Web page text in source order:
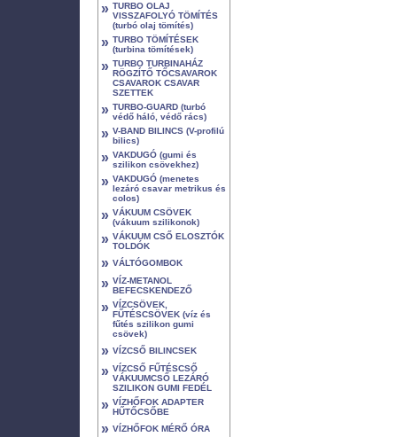
» TURBO OLAJ
VISSZAFOLYÓ TÖMÍTÉS
(turbó olaj tömítés)
» TURBO TÖMÍTÉSEK
(turbina tömítések)
» TURBO TURBINAHÁZ
RÖGZÍTŐ TŐCSAVAROK
CSAVAROK CSAVAR
SZETTEK
» TURBO-GUARD (turbó
védő háló, védő rács)
» V-BAND BILINCS (V-profilú
bilics)
» VAKDUGÓ (gumi és
szilikon csövekhez)
» VAKDUGÓ (menetes
lezáró csavar metrikus és
colos)
» VÁKUUM CSÖVEK
(vákuum szilikonok)
» VÁKUUM CSŐ ELOSZTÓK
TOLDÓK
» VÁLTÓGOMBOK
» VÍZ-METANOL
BEFECSKENDEZŐ
» VÍZCSÖVEK,
FŰTÉSCSÖVEK (víz és
fűtés szilikon gumi
csövek)
» VÍZCSŐ BILINCSEK
» VÍZCSŐ FŰTÉSCSŐ
VÁKUUMCSŐ LEZÁRÓ
SZILIKON GUMI FEDÉL
» VÍZHŐFOK ADAPTER
HŰTŐCSŐBE
» VÍZHŐFOK MÉRŐ ÓRA